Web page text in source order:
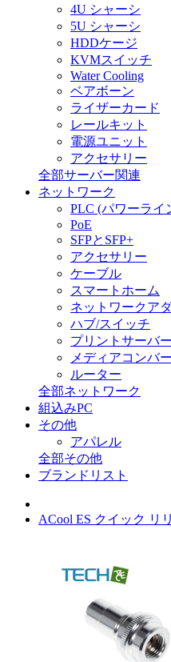
4U シャーシ
5U シャーシ
HDDケージ
KVMスイッチ
Water Cooling
ベアボーン
ライザーカード
レールキット
電源ユニット
アクセサリー
全部サーバー関連
ネットワーク
PLC (パワーライ
PoE
SFPとSFP+
アクセサリー
ケーブル
スマートホーム
ネットワークア
ハブ/スイッチ
プリントサーバー
メディアコンバ
ルーター
全部ネットワーク
組込みPC
その他
アパレル
全部その他
ブランドリスト
ACool ES クイック リ